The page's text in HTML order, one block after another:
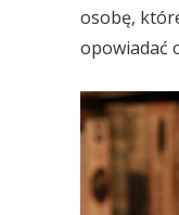
osobę,
opowiadać